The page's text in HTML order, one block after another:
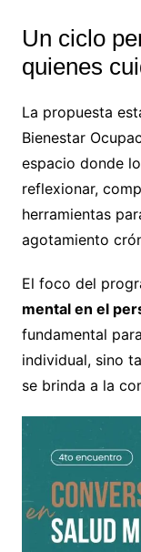
Un ciclo
quienes
La propuesta
Bienestar
espacio donde
reflexionar,
herramientas
agotamiento
El foco del
mental en el
fundamental
individual, sino
se brinda a la